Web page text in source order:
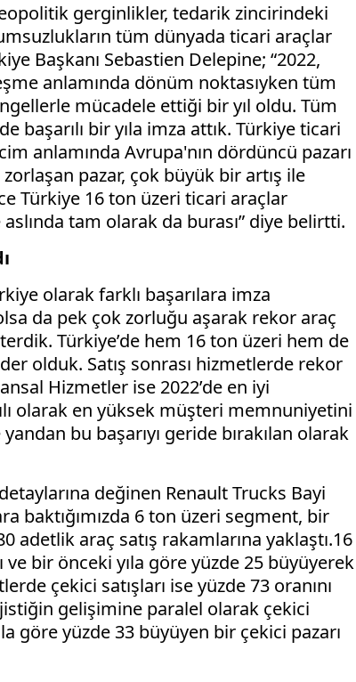
gerginlikler, tedarik zincirindeki
tüm dünyada ticari araçlar
Başkanı Sebastien Delepine; “2022,
anlamında dönüm noktasıyken tüm
mücadele ettiği bir yıl oldu. Tüm
bir yıla imza attık. Türkiye ticari
anlamında Avrupa'nın dördüncü pazarı
pazar, çok büyük bir artış ile
Türkiye 16 ton üzeri ticari araçlar
tam olarak da burası” diye belirtti.
olarak farklı başarılara imza
da pek çok zorluğu aşarak rekor araç
Türkiye’de hem 16 ton üzeri hem de
olduk. Satış sonrası hizmetlerde rekor
Hizmetler ise 2022’de en iyi
olarak en yüksek müşteri memnuniyetini
bu başarıyı geride bırakılan olarak
değinen Renault Trucks Bayi
baktığımızda 6 ton üzeri segment, bir
adetlik araç satış rakamlarına yaklaştı.16
ve bir önceki yıla göre yüzde 25 büyüyerek
çekici satışları ise yüzde 73 oranını
gelişimine paralel olarak çekici
göre yüzde 33 büyüyen bir çekici pazarı